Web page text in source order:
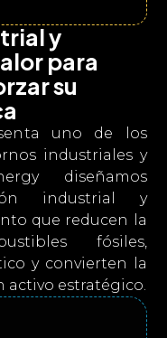
y
para
su
uno de los
industriales y
diseñamos
industrial y
que reducen la
fósiles,
y convierten la
activo estratégico.